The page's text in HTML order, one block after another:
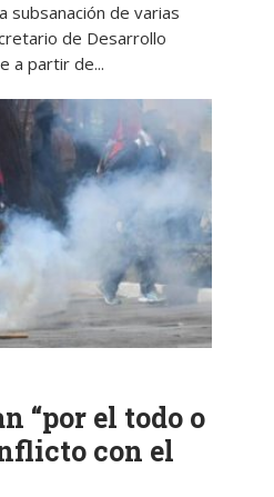
subsanación de varias
de Desarrollo
a partir de...
“por el todo o
con el